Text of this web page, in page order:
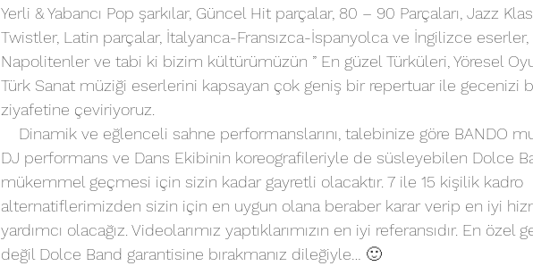
Yerli & Yabancı Pop şarkılar, Güncel Hit parçalar, 80 – 90 Parçaları, Jazz
Twistler, Latin parçalar, İtalyanca-Fransızca-İspanyolca ve İngilizce eserler,
Napolitenler ve tabi ki bizim kültürümüzün ” En güzel Türküleri, Yöresel
Türk Sanat müziği eserlerini kapsayan çok geniş bir repertuar ile gecenizi
ziyafetine çeviriyoruz.
Dinamik ve eğlenceli sahne performanslarını, talebinize göre BANDO
DJ performans ve Dans Ekibinin koreografileriyle de süsleyebilen Dolce
mükemmel geçmesi için sizin kadar gayretli olacaktır. 7 ile 15 kişilik kadro
alternatiflerimizden sizin için en uygun olana beraber karar verip en iyi
yardımcı olacağız. Videolarımız yaptıklarımızın en iyi referansıdır. En özel
değil Dolce Band garantisine bırakmanız dileğiyle… 🙂